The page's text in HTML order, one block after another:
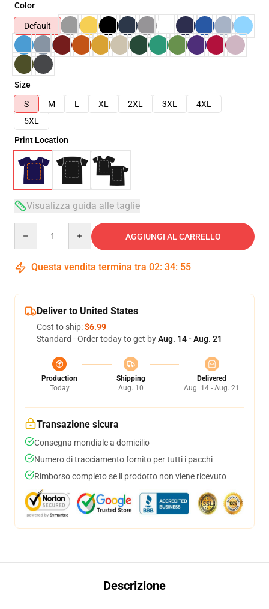
Color
Default
Size
S
M L XL 2XL 3XL
4XL
5XL
Print Location
Visualizza guida alle taglie
AGGIUNGI AL CARRELLO
Questa vendita termina tra 02: 34: 54
Deliver to United States
Cost to ship:$6.99
Standard - Order today to get byAug. 14 - Aug. 21
Production
Today
Shipping
Aug. 10
Delivered
Aug. 14 - Aug. 21
Transazione sicura
Consegna mondiale a domicilio
Numero di tracciamento fornito per tutti i pacchi
Rimborso completo se il prodotto non viene ricevuto
Descrizione